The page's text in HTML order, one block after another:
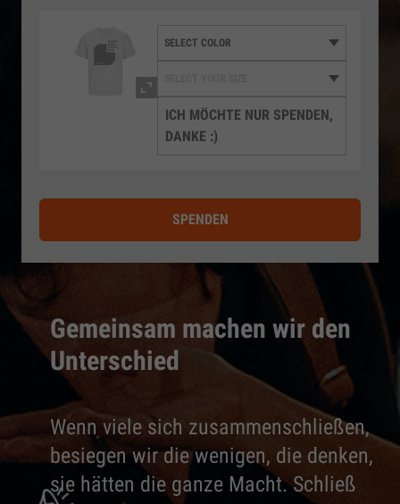
Gemeinsam machen wir den
Unterschied
Wenn viele sich zusammenschließen,
besiegen wir die wenigen, die denken,
sie hätten die ganze Macht. Schließ
ICH MÖCHTE NUR SPENDEN,
DANKE :)
SPENDEN